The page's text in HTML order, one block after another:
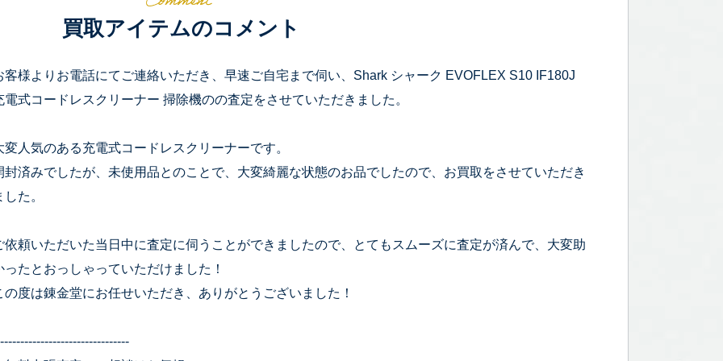
買取アイテムのコメント
客様よりお電話にてご連絡いただき、早速ご自宅まで伺い、Shark シャーク EVOFLEX S10 IF180J
電式コードレスクリーナー 掃除機のの査定をさせていただきました。
変人気のある充電式コードレスクリーナーです。
封済みでしたが、未使用品とのことで、大変綺麗な状態のお品でしたので、お買取をさせていただき
した。
依頼いただいた当日中に査定に伺うことができましたので、とてもスムーズに査定が済んで、大変助
ったとおっしゃっていただけました！
の度は錬金堂にお任せいただき、ありがとうございました！